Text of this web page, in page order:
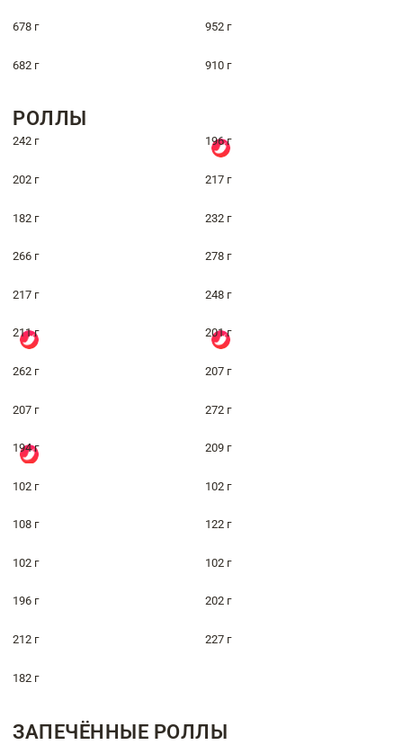
678 г 952 г
682 г 910 г
РОЛЛЫ
242 г 196 г
202 г 217 г
182 г 232 г
266 г 278 г
217 г 248 г
211 г 201 г
262 г 207 г
207 г 272 г
194 г 209 г
102 г 102 г
108 г 122 г
102 г 102 г
196 г 202 г
212 г 227 г
182 г
ЗАПЕЧЁННЫЕ РОЛЛЫ